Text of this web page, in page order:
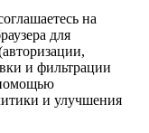
на
для
и фильтрации
и улучшения